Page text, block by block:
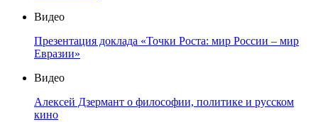
Видео
Презентация доклада «Точки Роста: мир России – мир
Евразии»
Видео
Алексей Дзермант о философии, политике и русском
кино